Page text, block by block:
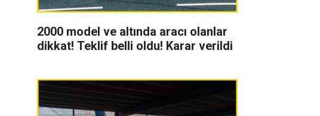
2000 model ve altında aracı olanlar
dikkat! Teklif belli oldu! Karar verildi